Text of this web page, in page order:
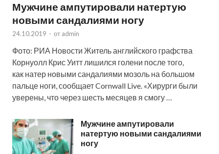
Мужчине ампутировали натертую
новыми сандалиями ногу
24.10.2019 - от admin
Фото: РИА Новости Житель английского графства
Корнуолл Крис Уитт лишился голени после того,
как натер новыми сандалиями мозоль на большом
пальце ноги, сообщает Cornwall Live. «Хирурги были
уверены, что через шесть месяцев я смогу …
Мужчине ампутировали
натертую новыми сандалиями
ногу